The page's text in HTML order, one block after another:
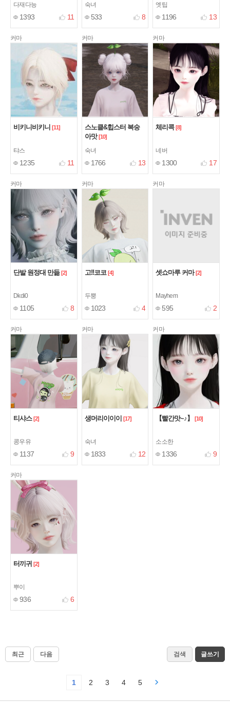
다재다능
1393 11
숙녀
533 8
엣팁
1196 13
커마
비키니비키니 [11]
탸스
1235 11
커마
스노클&힙스터 복숭
아맛 [10]
숙녀
1766 13
커마
체리콕 [8]
네버
1300 17
커마
단발 원정대 만듦 [2]
Dkdi0
1105 8
커마
고!!코코 [4]
두뿡
1023 4
커마
셋쇼마루 커마 [2]
Mayhem
595 2
커마
티샤스 [2]
콩우유
1137 9
커마
생머리이이이 [17]
숙녀
1833 12
커마
【빨간맛~♪】 [10]
소소한
1336 9
커마
터끼귀 [2]
뿌이
936 6
최근 다음 검색 글쓰기
1 2 3 4 5